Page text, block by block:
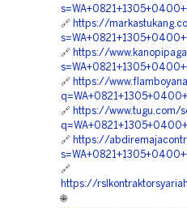
🔗 https://
🔗 https://
🔗 https://
🔗 https://www.tugu.com/
🔗 https://
🔗
https://
🌐